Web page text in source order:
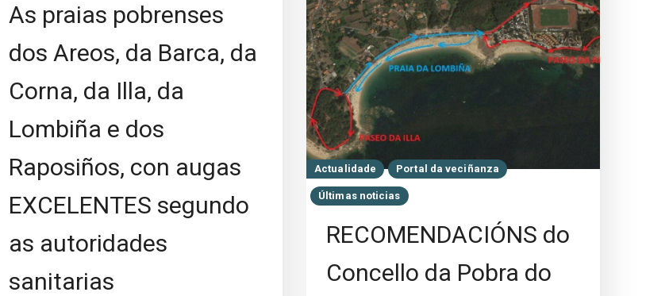
As praias pobrenses
dos Areos, da Barca, da
Corna, da Illa, da
Lombiña e dos
Raposiños, con augas
EXCELENTES segundo
as autoridades
sanitarias
Actualidade Portal da veciñanza
Últimas noticias
RECOMENDACIÓNS do
Concello da Pobra do